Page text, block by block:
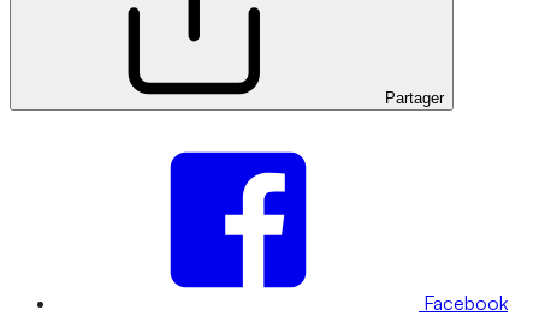
Partager
Facebook